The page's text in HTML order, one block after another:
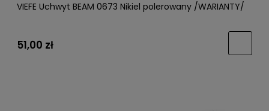
VIEFE Uchwyt BEAM 0673 Nikiel polerowany /WARIANTY/
51,00 zł